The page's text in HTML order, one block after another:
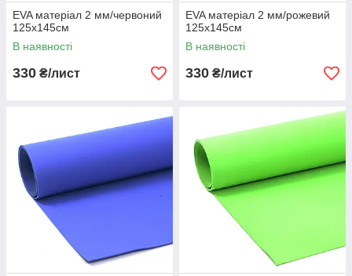
EVA матеріал 2 мм/червоний
125х145см
В наявності
330 ₴/лист
EVA матеріал 2 мм/рожевий
125х145см
В наявності
330 ₴/лист